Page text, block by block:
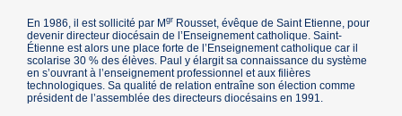
En 1986, il est sollicité par Mgr Rousset, évêque de Saint Etienne, pour
devenir directeur diocésain de l’Enseignement catholique. Saint-
Étienne est alors une place forte de l’Enseignement catholique car il
scolarise 30 % des élèves. Paul y élargit sa connaissance du système
en s’ouvrant à l’enseignement professionnel et aux filières
technologiques. Sa qualité de relation entraîne son élection comme
président de l’assemblée des directeurs diocésains en 1991.